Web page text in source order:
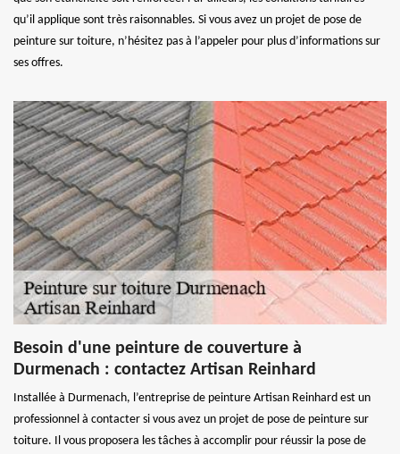
qu’il applique sont très raisonnables. Si vous avez un projet de pose de
peinture sur toiture, n’hésitez pas à l’appeler pour plus d’informations sur
ses offres.
Besoin d'une peinture de couverture à
Durmenach : contactez Artisan Reinhard
Installée à Durmenach, l’entreprise de peinture Artisan Reinhard est un
professionnel à contacter si vous avez un projet de pose de peinture sur
toiture. Il vous proposera les tâches à accomplir pour réussir la pose de